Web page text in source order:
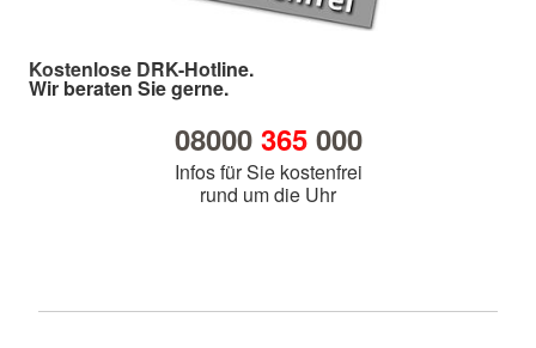
Kostenlose DRK-Hotline.
Wir beraten Sie gerne.
08000 365000
Infos für Sie kostenfrei
rund um die Uhr